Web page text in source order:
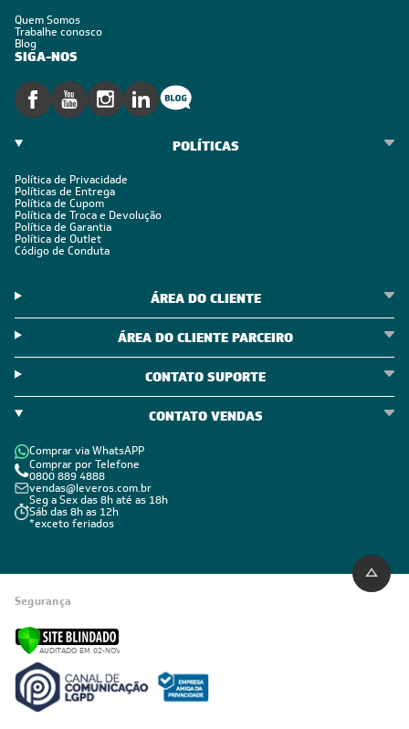
Quem Somos
Trabalhe conosco
Blog
SIGA-NOS
POLÍTICAS
Política de Privacidade
Políticas de Entrega
Política de Cupom
Política de Troca e Devolução
Política de Garantia
Política de Outlet
Código de Conduta
ÁREA DO CLIENTE
ÁREA DO CLIENTE PARCEIRO
CONTATO SUPORTE
CONTATO VENDAS
Comprar via WhatsAPP
Comprar por Telefone
0800 889 4888
vendas@leveros.com.br
Seg a Sex das 8h até as 18h
Sáb das 8h as 12h
*exceto feriados
Segurança